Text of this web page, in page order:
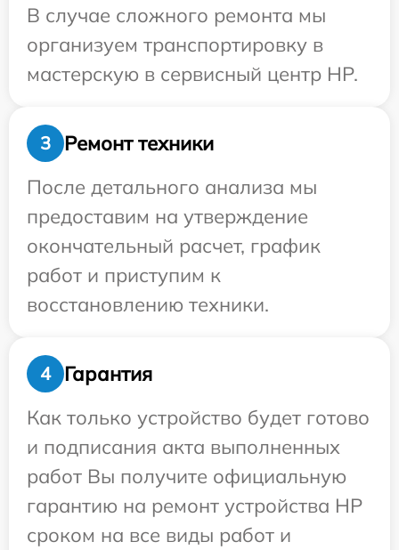
В случае сложного ремонта мы
организуем транспортировку в
мастерскую в сервисный центр HP.
3
Ремонт техники
После детального анализа мы
предоставим на утверждение
окончательный расчет, график
работ и приступим к
восстановлению техники.
4
Гарантия
Как только устройство будет готово
и подписания акта выполненных
работ Вы получите официальную
гарантию на ремонт устройства HP
сроком на все виды работ и